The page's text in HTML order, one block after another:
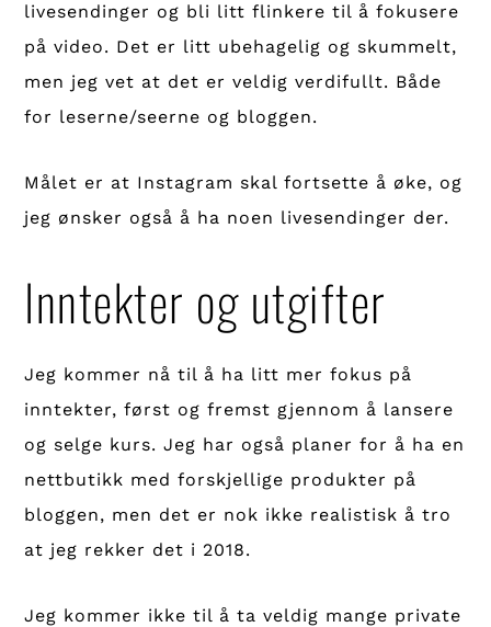
livesendinger og bli litt flinkere til å fokusere
på video. Det er litt ubehagelig og skummelt,
men jeg vet at det er veldig verdifullt. Både
for leserne/seerne og bloggen.
Målet er at Instagram skal fortsette å øke, og
jeg ønsker også å ha noen livesendinger der.
Inntekter og utgifter
Jeg kommer nå til å ha litt mer fokus på
inntekter, først og fremst gjennom å lansere
og selge kurs. Jeg har også planer for å ha en
nettbutikk med forskjellige produkter på
bloggen, men det er nok ikke realistisk å tro
at jeg rekker det i 2018.
Jeg kommer ikke til å ta veldig mange private